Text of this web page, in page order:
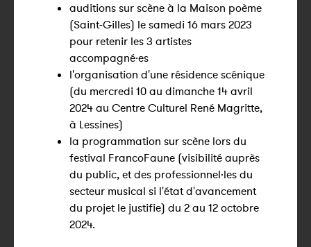
auditions sur scène à la Maison poème
(Saint-Gilles) le samedi 16 mars 2023
pour retenir les 3 artistes
accompagné·es
l'organisation d'une résidence scénique
(du mercredi 10 au dimanche 14 avril
2024 au Centre Culturel René Magritte,
à Lessines)
la programmation sur scène lors du
festival FrancoFaune (visibilité auprès
du public, et des professionnel·les du
secteur musical si l'état d'avancement
du projet le justifie) du 2 au 12 octobre
2024.